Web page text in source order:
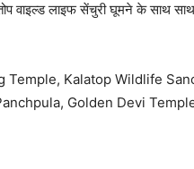
वाइल्ड लाइफ सेंचुरी घूमने के साथ साथ
Temple, Kalatop Wildlife
Golden Devi